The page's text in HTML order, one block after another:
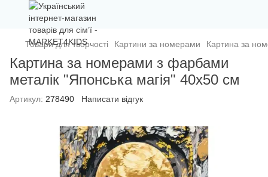
Товари для творчості Картини за номерами Картина за
Картина за номерами з фарбами
металік "Японська магія" 40х50 см
Артикул: 278490 Написати відгук